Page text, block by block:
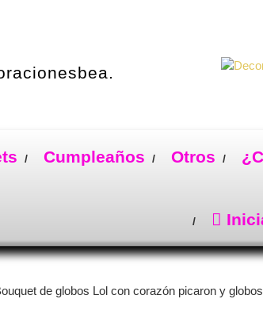
Cumpleaños Otros
de globos Lol con corazón picaron y